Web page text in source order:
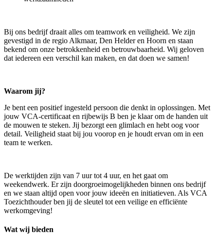
Bij ons bedrijf draait alles om teamwork en veiligheid. We zijn
gevestigd in de regio Alkmaar, Den Helder en Hoorn en staan
bekend om onze betrokkenheid en betrouwbaarheid. Wij geloven
dat iedereen een verschil kan maken, en dat doen we samen!
Waarom jij?
Je bent een positief ingesteld persoon die denkt in oplossingen. Met
jouw VCA-certificaat en rijbewijs B ben je klaar om de handen uit
de mouwen te steken. Jij bezorgt een glimlach en hebt oog voor
detail. Veiligheid staat bij jou voorop en je houdt ervan om in een
team te werken.
De werktijden zijn van 7 uur tot 4 uur, en het gaat om
weekendwerk. Er zijn doorgroeimogelijkheden binnen ons bedrijf
en we staan altijd open voor jouw ideeën en initiatieven. Als VCA
Toezichthouder ben jij de sleutel tot een veilige en efficiënte
werkomgeving!
Wat wij bieden